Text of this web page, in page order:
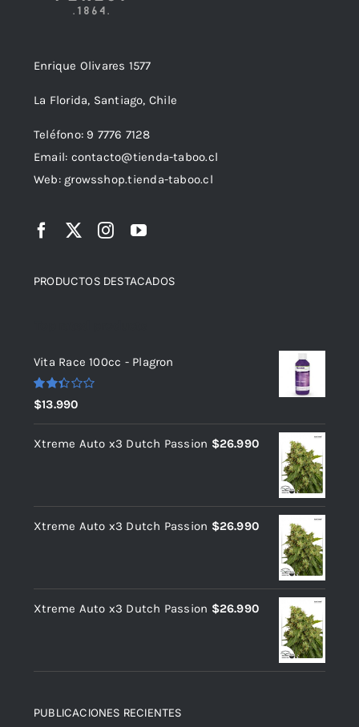
Enrique Olivares 1577
La Florida, Santiago, Chile
Teléfono: 9 7776 7128
Email: contacto@tienda-taboo.cl
Web: growsshop.tienda-taboo.cl
PRODUCTOS DESTACADOS
Vita Race 100cc - Plagron
Valorado
con
2.36
de 5
$13.990
Xtreme Auto x3 Dutch Passion $26.990
Xtreme Auto x3 Dutch Passion $26.990
Xtreme Auto x3 Dutch Passion $26.990
PUBLICACIONES RECIENTES